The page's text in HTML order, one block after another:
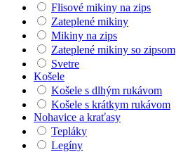
Flisové mikiny na zips
Zateplené mikiny
Mikiny na zips
Zateplené mikiny so zipsom
Svetre
Košele
Košele s dlhým rukávom
Košele s krátkym rukávom
Nohavice a kraťasy
Tepláky
Legíny